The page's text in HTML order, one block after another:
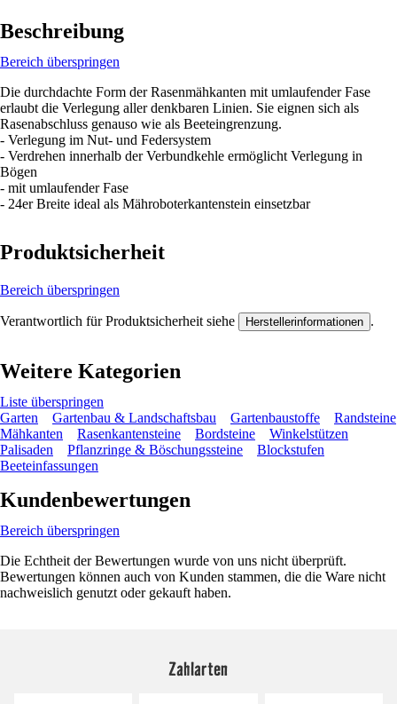
Beschreibung
Bereich überspringen
Die durchdachte Form der Rasenmähkanten mit umlaufender Fase
erlaubt die Verlegung aller denkbaren Linien. Sie eignen sich als
Rasenabschluss genauso wie als Beeteingrenzung.
- Verlegung im Nut- und Federsystem
- Verdrehen innerhalb der Verbundkehle ermöglicht Verlegung in
Bögen
- mit umlaufender Fase
- 24er Breite ideal als Mähroboterkantenstein einsetzbar
Produktsicherheit
Bereich überspringen
Verantwortlich für Produktsicherheit siehe Herstellerinformationen .
Weitere Kategorien
Liste überspringen
Garten
Gartenbau & Landschaftsbau Gartenbaustoffe
Randsteine
Mähkanten
Rasenkantensteine Bordsteine
Winkelstützen
Palisaden
Pflanzringe & Böschungssteine
Blockstufen
Beeteinfassungen
Kundenbewertungen
Bereich überspringen
Die Echtheit der Bewertungen wurde von uns nicht überprüft.
Bewertungen können auch von Kunden stammen, die die Ware nicht
nachweislich genutzt oder gekauft haben.
Zahlarten